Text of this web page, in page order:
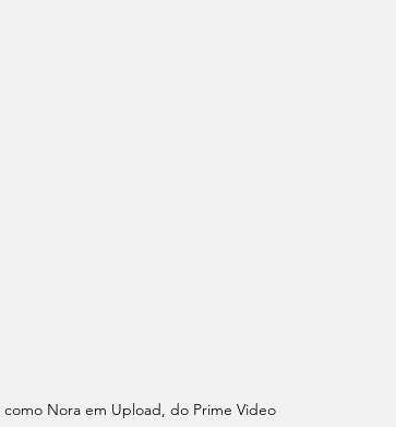
Nora em Upload, do Prime Video